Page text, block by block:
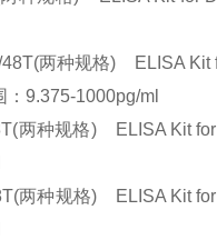
两种规格) ELISA Kit
：9.375-1000pg/ml
两种规格) ELISA Kit for
两种规格) ELISA Kit for